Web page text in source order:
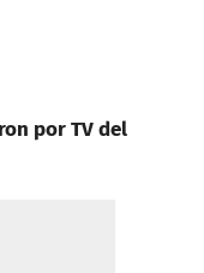
por TV del